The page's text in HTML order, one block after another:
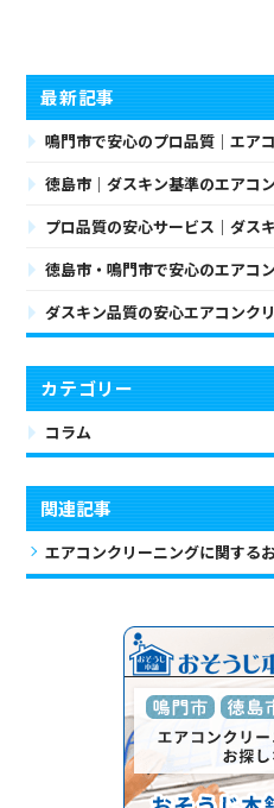
最新記事
鳴門市で安心のプロ品質｜エア
徳島市｜ダスキン基準のエアコ
プロ品質の安心サービス｜ダス
徳島市・鳴門市で安心のエアコ
ダスキン品質の安心エアコンク
カテゴリー
コラム
関連記事
エアコンクリーニングに関する